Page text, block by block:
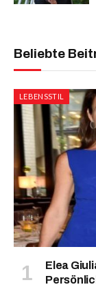
Beliebte
LEBENSSTIL
Elea